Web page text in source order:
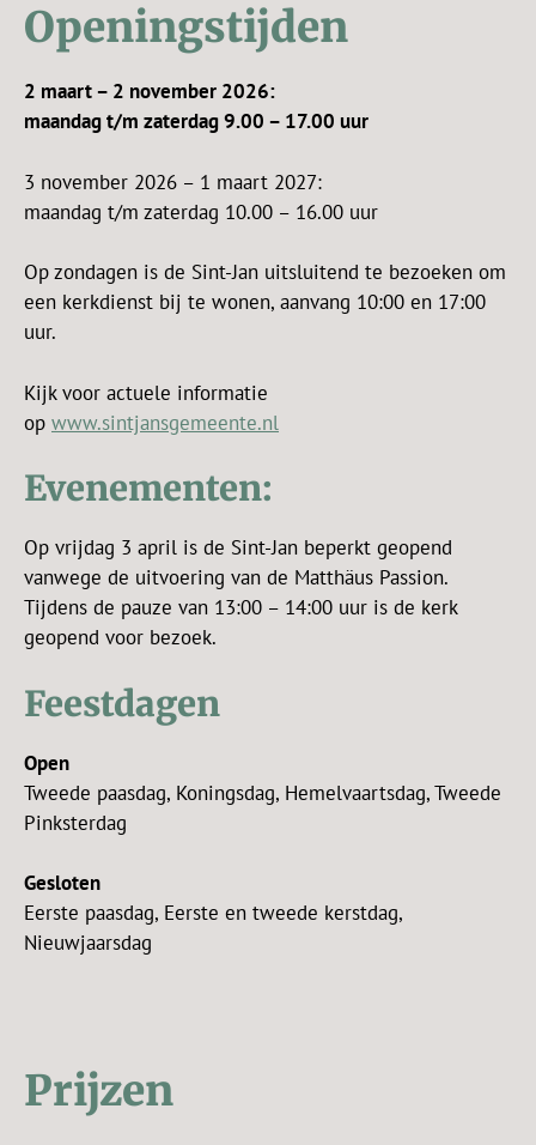
Openingstijden
2 maart – 2 november 2026:
maandag t/m zaterdag 9.00 – 17.00 uur
3 november 2026 – 1 maart 2027:
maandag t/m zaterdag 10.00 – 16.00 uur
Op zondagen is de Sint-Jan uitsluitend te bezoeken om
een kerkdienst bij te wonen, aanvang 10:00 en 17:00
uur.
Kijk voor actuele informatie
op www.sintjansgemeente.nl
Evenementen:
Op vrijdag 3 april is de Sint-Jan beperkt geopend
vanwege de uitvoering van de Matthäus Passion.
Tijdens de pauze van 13:00 – 14:00 uur is de kerk
geopend voor bezoek.
Feestdagen
Open
Tweede paasdag, Koningsdag, Hemelvaartsdag, Tweede
Pinksterdag
Gesloten
Eerste paasdag, Eerste en tweede kerstdag,
Nieuwjaarsdag
Prijzen